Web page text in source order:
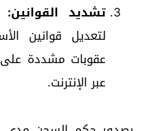
تشديد القوانين:
عقوبات مشددة
عبر الإنترنت.